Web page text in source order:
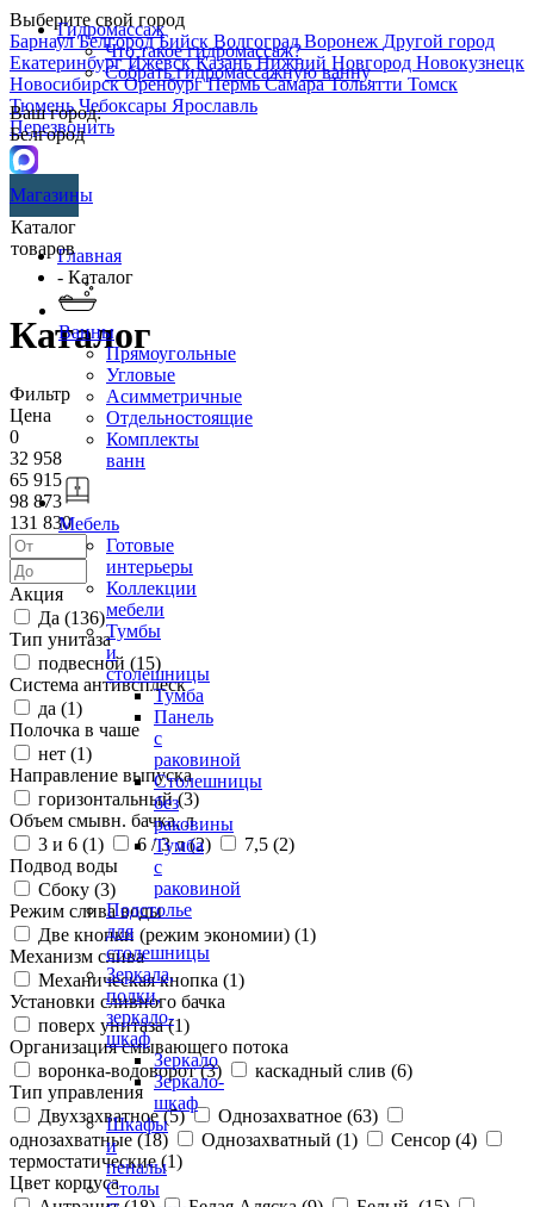
Выберите свой город
БарнаулБелгородБийск ВолгоградВоронеж Другой город
ЕкатеринбургИжевскКазаньНижний Новгород Новокузнецк
НовосибирскОренбургПермьСамараТольятти Томск
ТюменьЧебоксары Ярославль
Перезвонить
Гидромассаж
Что такое гидромассаж?
Собрать гидромассажную ванну
Ваш город:
Белгород
Магазины
Каталог
товаров
Ванны
Прямоугольные
Угловые
Асимметричные
Отдельностоящие
Комплекты
ванн
Мебель
Готовые
интерьеры
Коллекции
мебели
Тумбы
и
столешницы
Тумба
Панель
с
раковиной
Столешницы
без
раковины
Тумба
с
раковиной
Подстолье
для
столешницы
Зеркала,
полки,
зеркало-
шкаф
Зеркало
Зеркало-
шкаф
Шкафы
и
пеналы
Столы
Главная
- Каталог
Каталог
Фильтр
Цена
0
32 958
65 915
98 873
131 830
Акция
Да (136)
Тип унитаза
подвесной (15)
Система антивсплеск
да (1)
Полочка в чаше
нет (1)
Направление выпуска
горизонтальный (3)
Объем смывн. бачка, л
3 и 6 (1) 6 / 3 л (2) 7,5 (2)
Подвод воды
Сбоку (3)
Режим слива воды
Две кнопки (режим экономии) (1)
Механизм слива
Механическая кнопка (1)
Установки сливного бачка
поверх унитаза (1)
Организация смывающего потока
воронка-водоворот (3) каскадный слив (6)
Тип управления
Двухзахватное (5) Однозахватное (63)
однозахватные (18) Однозахватный (1) Сенсор (4)
термостатические (1)
Цвет корпуса